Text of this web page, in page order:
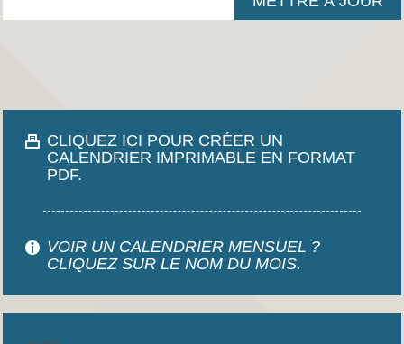
CLIQUEZ ICI POUR CRÉER UN
CALENDRIER IMPRIMABLE EN FORMAT
PDF.
VOIR UN CALENDRIER MENSUEL ?
CLIQUEZ SUR LE NOM DU MOIS.